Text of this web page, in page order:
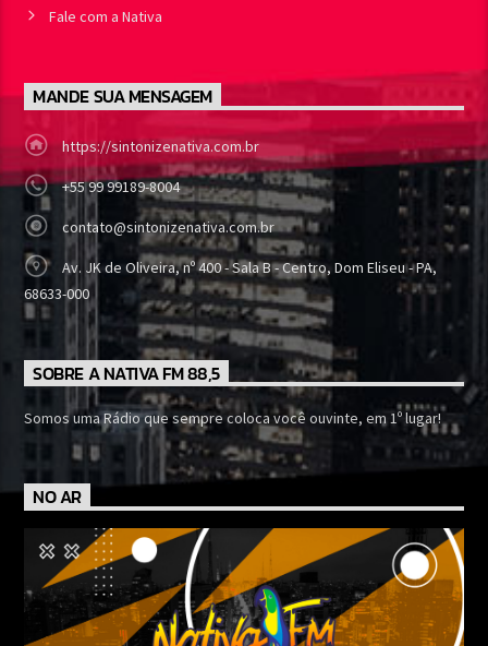
Fale com a Nativa
MANDE SUA MENSAGEM
https://sintonizenativa.com.br
+55 99 99189-8004
contato@sintonizenativa.com.br
Av. JK de Oliveira, nº 400 - Sala B - Centro, Dom Eliseu - PA,
68633-000
SOBRE A NATIVA FM 88,5
Somos uma Rádio que sempre coloca você ouvinte, em 1º lugar!
NO AR